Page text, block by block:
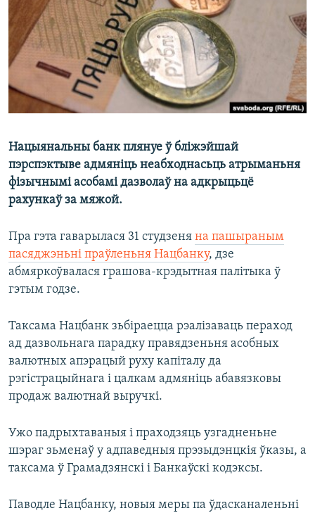
КАЛЯНДАР
НА ХВАЛЯХ СВАБОДЫ
Нацыянальны банк плянуе ў бліжэйшай
пэрспэктыве адмяніць неабходнасьць атрыманьня
фізычнымі асобамі дазволаў на адкрыцьцё
рахункаў за мяжой.
Пра гэта гаварылася 31 студзеня на пашыраным
пасяджэньні праўленьня Нацбанку, дзе
абмяркоўвалася грашова-крэдытная палітыка ў
гэтым годзе.
Таксама Нацбанк зьбіраецца рэалізаваць пераход
ад дазвольнага парадку правядзеньня асобных
валютных апэрацый руху капіталу да
рэгістрацыйнага і цалкам адмяніць абавязковы
продаж валютнай выручкі.
Ужо падрыхтаваныя і праходзяць узгадненьне
шэраг зьменаў у адпаведныя прэзыдэнцкія ўказы, а
таксама ў Грамадзянскі і Банкаўскі кодэксы.
Паводле Нацбанку, новыя меры па ўдасканаленьні